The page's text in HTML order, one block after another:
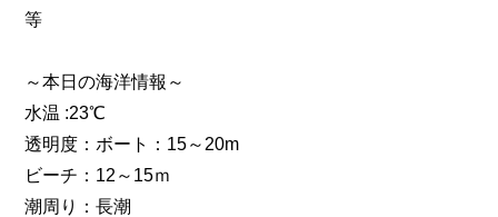
等
～本日の海洋情報～
水温 :23℃
透明度：ボート：15～20m
ビーチ：12～15ｍ
潮周り：長潮